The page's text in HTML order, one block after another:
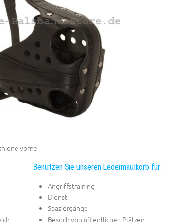
vorne
Benutzen Sie unseren Ledermaulkorb für :
Angriffstraining
Dienst
Spaziergänge
Besuch von öffentlichen Plätzen